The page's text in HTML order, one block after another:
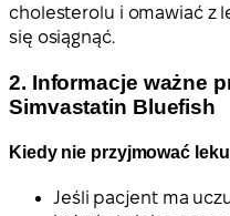
cholesterolu i omawiać z
się osiągnąć.
2. Informacje ważne
Simvastatin Bluefish
Kiedy nie przyjmować
Jeśli pacjent ma